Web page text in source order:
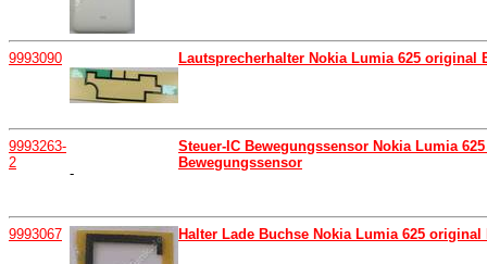
9993090 Lautsprecherhalter Nokia Lumia 625 original
9993263-
2
-
Steuer-IC Bewegungssensor Nokia Lumia
Bewegungssensor
9993067 Halter Lade Buchse Nokia Lumia 625